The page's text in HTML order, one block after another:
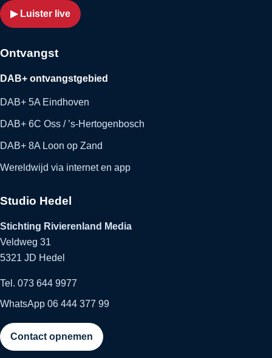
▶ Luister live
Ontvangst
DAB+ ontvangstgebied
DAB+ 5A Eindhoven
DAB+ 6C Oss / ’s-Hertogenbosch
DAB+ 8A Loon op Zand
Wereldwijd via internet en app
Studio Hedel
Stichting Rivierenland Media
Veldweg 31
5321 JD Hedel
Tel. 073 644 9977
WhatsApp 06 444 377 99
Contact opnemen